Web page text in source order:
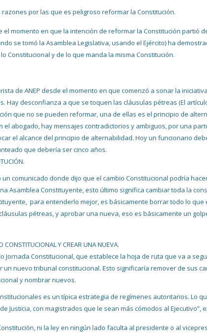
por las que es peligroso reformar la Constitución.
el momento en que la intención de reformar la Constitución partió
se tomó la Asamblea Legislativa, usando el Ejército) ha
Constitucional y de lo que manda la misma Constitución.
jurista de ANEP desde el momento en que comenzó a sonar la
Hay desconfianza a que se toquen las cláusulas pétreas (El
que no se pueden reformar, una de ellas es el principio de
el abogado, hay mensajes contradictorios y ambiguos, por una
el alcance del principio de alternabilidad. Hoy un funcionario
que debería ser cinco años.
comunicado donde dijo que el cambio Constitucional podría
Asamblea Constituyente, esto último significa cambiar toda la
para entenderlo mejor, es básicamente borrar todo lo que
pétreas, y aprobar una nueva, eso es básicamente un
CONSTITUCIONAL Y CREAR UNA NUEVA.
Jornada Constitucional, que establece la hoja de ruta que va a
nuevo tribunal constitucional. Esto significaría remover de sus
y nombrar nuevos.
es un típica estrategia de regímenes autoritarios. Lo
Justicia, con magistrados que le sean más cómodos al Ejecutivo”,
Constitución, ni la ley en ningún lado faculta al presidente o al